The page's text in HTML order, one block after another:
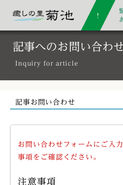
記事へのお問い合わ
Inquiry for article
記事お問い合わせ
お問い合わせフォームにご入
事項をご確認ください。
注意事項